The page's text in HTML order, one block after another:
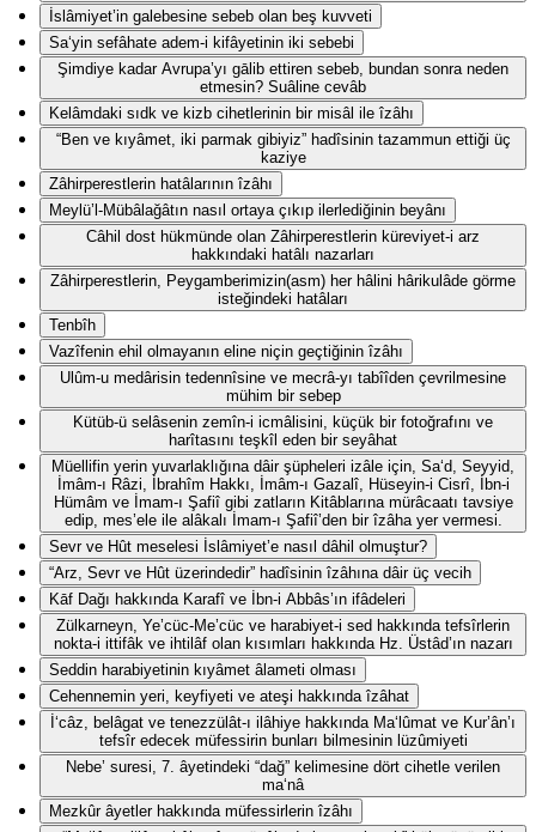
İslâmiyet’in galebesine sebeb olan beş kuvveti
Sa‘yin sefâhate adem-i kifâyetinin iki sebebi
Şimdiye kadar Avrupa’yı gālib ettiren sebeb, bundan sonra neden
etmesin? Suâline cevâb
Kelâmdaki sıdk ve kizb cihetlerinin bir misâl ile îzâhı
“Ben ve kıyâmet, iki parmak gibiyiz” hadîsinin tazammun ettiği üç
kaziye
Zâhirperestlerin hatâlarının îzâhı
Meylü’l-Mübâlağâtın nasıl ortaya çıkıp ilerlediğinin beyânı
Câhil dost hükmünde olan Zâhirperestlerin küreviyet-i arz
hakkındaki hatâlı nazarları
Zâhirperestlerin, Peygamberimizin(asm) her hâlini hârikulâde görme
isteğindeki hatâları
Tenbîh
Vazîfenin ehil olmayanın eline niçin geçtiğinin îzâhı
Ulûm-u medârisin tedennîsine ve mecrâ-yı tabîîden çevrilmesine
mühim bir sebep
Kütüb-ü selâsenin zemîn-i icmâlisini, küçük bir fotoğrafını ve
harîtasını teşkîl eden bir seyâhat
Müellifin yerin yuvarlaklığına dâir şüpheleri izâle için, Sa‘d, Seyyid,
İmâm-ı Râzi, İbrahîm Hakkı, İmâm-ı Gazalî, Hüseyin-i Cisrî, İbn-i
Hümâm ve İmam-ı Şafiî gibi zatların Kitâblarına mürâcaatı tavsiye
edip, mes’ele ile alâkalı İmam-ı Şafiî’den bir îzâha yer vermesi.
Sevr ve Hût meselesi İslâmiyet’e nasıl dâhil olmuştur?
“Arz, Sevr ve Hût üzerindedir” hadîsinin îzâhına dâir üç vecih
Kāf Dağı hakkında Karafî ve İbn-i Abbâs’ın ifâdeleri
Zülkarneyn, Ye’cüc-Me’cüc ve harabiyet-i sed hakkında tefsîrlerin
nokta-i ittifâk ve ihtilâf olan kısımları hakkında Hz. Üstâd’ın nazarı
Seddin harabiyetinin kıyâmet âlameti olması
Cehennemin yeri, keyfiyeti ve ateşi hakkında îzâhat
İ‘câz, belâgat ve tenezzülât-ı ilâhiye hakkında Ma‘lûmat ve Kur’ân’ı
tefsîr edecek müfessirin bunları bilmesinin lüzûmiyeti
Nebe’ suresi, 7. âyetindeki “dağ” kelimesine dört cihetle verilen
ma‘nâ
Mezkûr âyetler hakkında müfessirlerin îzâhı